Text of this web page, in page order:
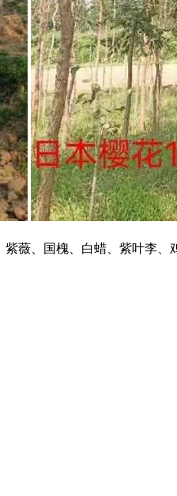
薇、国槐、白蜡、紫叶李